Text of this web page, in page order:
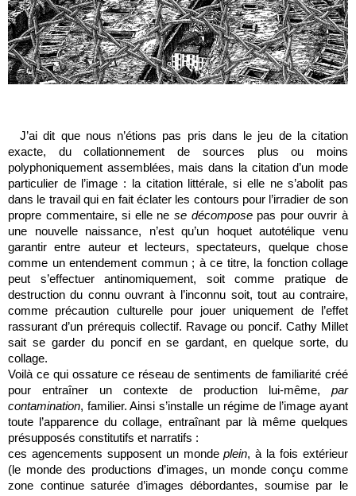
J’ai dit que nous n’étions pas pris dans le jeu de la citation
exacte, du collationnement de sources plus ou moins
polyphoniquement assemblées, mais dans la citation d’un mode
particulier de l’image : la citation littérale, si elle ne s’abolit pas
dans le travail qui en fait éclater les contours pour l’irradier de son
propre commentaire, si elle ne se décomposepas pour ouvrir à
une nouvelle naissance, n’est qu’un hoquet autotélique venu
garantir entre auteur et lecteurs, spectateurs, quelque chose
comme un entendement commun ; à ce titre, la fonction collage
peut s’effectuer antinomiquement, soit comme pratique de
destruction du connu ouvrant à l’inconnu soit, tout au contraire,
comme précaution culturelle pour jouer uniquement de l’effet
rassurant d’un prérequis collectif. Ravage ou poncif. Cathy Millet
sait se garder du poncif en se gardant, en quelque sorte, du
collage.
Voilà ce qui ossature ce réseau de sentiments de familiarité créé
pour entraîner un contexte de production lui-même, par
contamination, familier. Ainsi s’installe un régime de l’image ayant
toute l’apparence du collage, entraînant par là même quelques
présupposés constitutifs et narratifs :
ces agencements supposent un mondeplein, à la fois extérieur
(le monde des productions d’images, un monde conçu comme
zone continue saturée d’images débordantes, soumise par le